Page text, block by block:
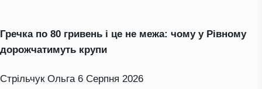
Гречка по 80 гривень і це не межа: чому у Рівному
дорожчатимуть крупи
Стрільчук Ольга 6 Серпня 2026